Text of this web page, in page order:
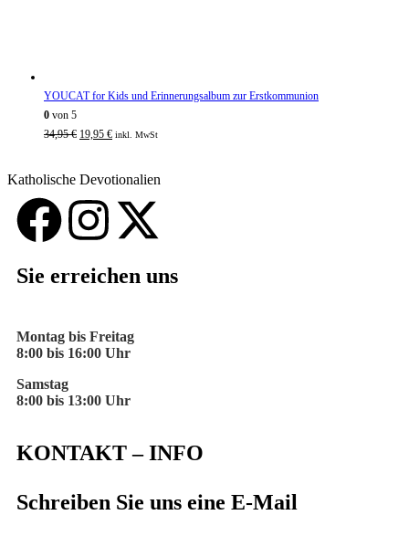
YOUCAT for Kids und Erinnerungsalbum zur Erstkommunion
0 von 5
34,95€ 19,95 € inkl. MwSt
Katholische Devotionalien
Sie erreichen uns
Montag bis Freitag
8:00 bis 16:00 Uhr
Samstag
8:00 bis 13:00 Uhr
KONTAKT – INFO
Schreiben Sie uns eine E-Mail